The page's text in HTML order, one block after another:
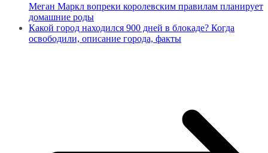
Меган Маркл вопреки королевским правилам планирует
домашние роды
Какой город находился 900 дней в блокаде? Когда
освободили, описание города, факты